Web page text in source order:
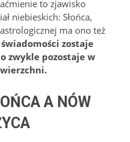
to zjawisko
niebieskich: Słońca,
ma ono też
zostaje
zwykle pozostaje w
A NÓW